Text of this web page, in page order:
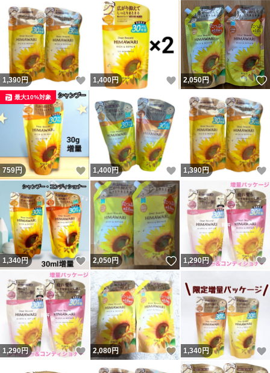
1,390円 いいね！
1,400円 いいね！
2,050円
759円 いいね！
最大10%対象
1,400 円 いいね！
1,390円
1,340円 いいね！
2,050円 いいね！
1,290円
1,290円 いいね！
2,080円 いいね！
1,340円